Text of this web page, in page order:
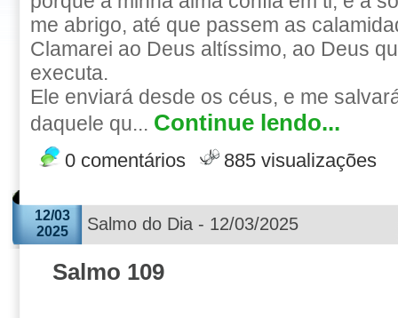
me abrigo, até que passem as
Clamarei ao Deus altíssimo, ao Deus
executa.
Ele enviará desde os céus, e me
daquele qu... Continue lendo...
0 comentários 885 visualizações
12/03
2025
Salmo do Dia - 12/03/2025
Salmo 109